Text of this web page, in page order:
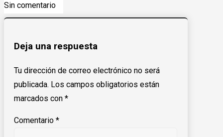
Sin comentario
Deja una respuesta
Tu dirección de correo electrónico no será
publicada. Los campos obligatorios están
marcados con *
Comentario *